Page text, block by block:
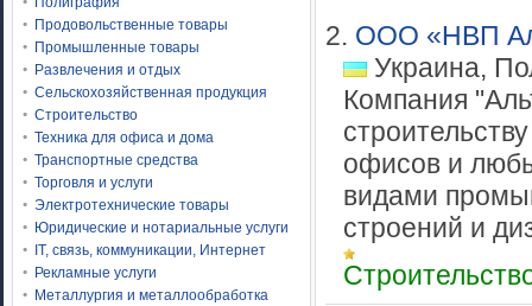
Продовольственные товары
Промышленные товары
Развлечения и отдых
Сельскохозяйственная продукция
Строительство
Техника для офиса и дома
Транспортные средства
Торговля и услуги
Электротехнические товары
Юридические и нотариальные услуги
IT, связь, коммуникации, Интернет
Рекламные услуги
Металлургия и металлообработка
2. ООО «НВП
Украина,
Компания
офисов и
видами
строений и